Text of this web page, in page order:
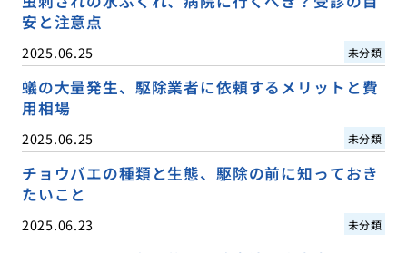
安と注意点
2025.06.25 未分類
蟻の大量発生、駆除業者に依頼するメリットと費
用相場
2025.06.25 未分類
チョウバエの種類と生態、駆除の前に知っておき
たいこと
2025.06.23 未分類